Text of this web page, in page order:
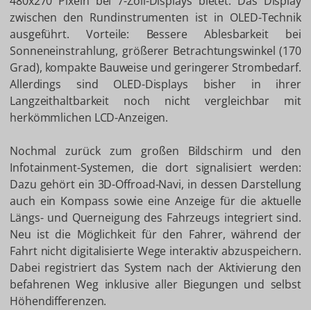
zwischen den Rundinstrumenten ist in OLED-Technik
ausgeführt. Vorteile: Bessere Ablesbarkeit bei
Sonneneinstrahlung, größerer Betrachtungswinkel (170
Grad), kompakte Bauweise und geringerer Strombedarf.
Allerdings sind OLED-Displays bisher in ihrer
Langzeithaltbarkeit noch nicht vergleichbar mit
herkömmlichen LCD-Anzeigen.
Nochmal zurück zum großen Bildschirm und den
Infotainment-Systemen, die dort signalisiert werden:
Dazu gehört ein 3D-Offroad-Navi, in dessen Darstellung
auch ein Kompass sowie eine Anzeige für die aktuelle
Längs- und Querneigung des Fahrzeugs integriert sind.
Neu ist die Möglichkeit für den Fahrer, während der
Fahrt nicht digitalisierte Wege interaktiv abzuspeichern.
Dabei registriert das System nach der Aktivierung den
befahrenen Weg inklusive aller Biegungen und selbst
Höhendifferenzen.